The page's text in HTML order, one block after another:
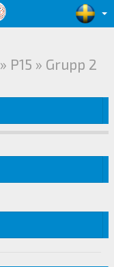
» P15 » Grupp 2